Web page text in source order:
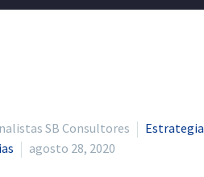
SB Consultores
agosto 28, 2020